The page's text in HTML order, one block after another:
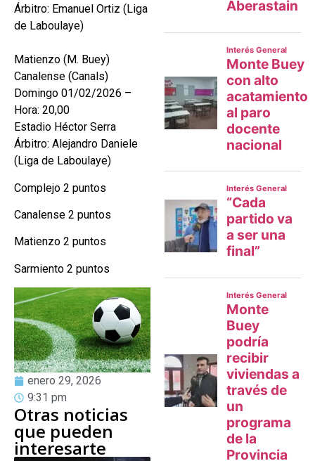
Árbitro: Emanuel Ortiz (Liga
de Laboulaye)
Matienzo (M. Buey)
Canalense (Canals)
Domingo 01/02/2026 –
Hora: 20,00
Estadio Héctor Serra
Árbitro: Alejandro Daniele
(Liga de Laboulaye)
Complejo 2 puntos
Canalense 2 puntos
Matienzo 2 puntos
Sarmiento 2 puntos
enero 29, 2026
9:31 pm
Otras noticias
que pueden
interesarte